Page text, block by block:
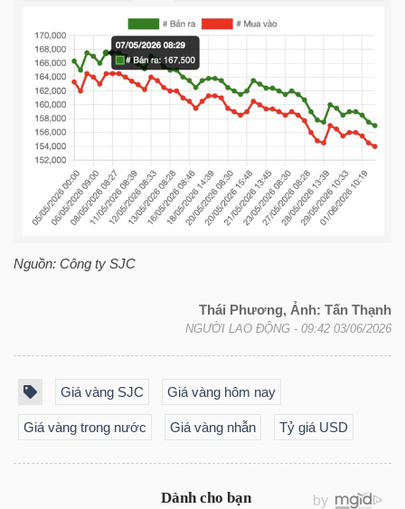
Nguồn: Công ty SJC
Thái Phương, Ảnh: Tấn Thạnh
NGƯỜI LAO ĐỘNG - 09:42 03/06/2026
Giá vàng SJC Giá vàng hôm nay
Giá vàng trong nước Giá vàng nhẫn Tỷ giá USD
NGUYÊN
VẬT
LIỆU
KHÔNG